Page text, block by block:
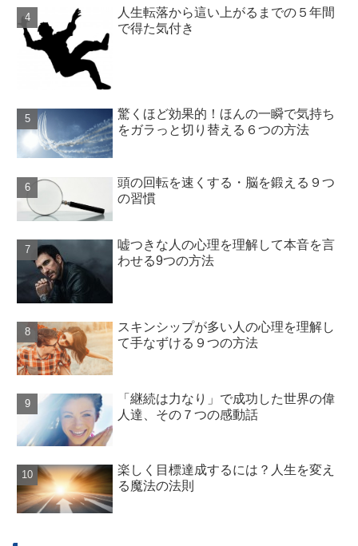
人生転落から這い上がるまでの５年間
で得た気付き
驚くほど効果的！ほんの一瞬で気持ち
をガラっと切り替える６つの方法
頭の回転を速くする・脳を鍛える９つ
の習慣
嘘つきな人の心理を理解して本音を言
わせる9つの方法
スキンシップが多い人の心理を理解し
て手なずける９つの方法
「継続は力なり」で成功した世界の偉
人達、その７つの感動話
楽しく目標達成するには？人生を変え
る魔法の法則